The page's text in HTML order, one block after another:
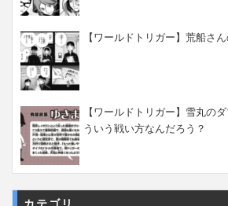
【ワールドトリガー】荒船さ
【ワールドトリガー】雪丸の
ういう戦い方なんだろう？